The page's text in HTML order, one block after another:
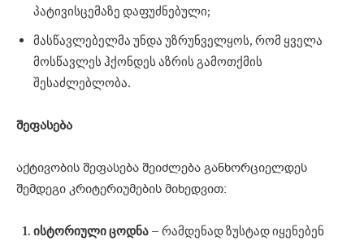
პატივისცემაზე დაფუძნებული;
მასწავლებელმა უნდა უზრუნველყოს, რომ ყველა
მოსწავლეს ჰქონდეს აზრის გამოთქმის
შესაძლებლობა.
შეფასება
აქტივობის შეფასება შეიძლება განხორციელდეს
შემდეგი კრიტერიუმების მიხედვით:
ისტორიულიცოდნა – რამდენად ზუსტად იყენებენ